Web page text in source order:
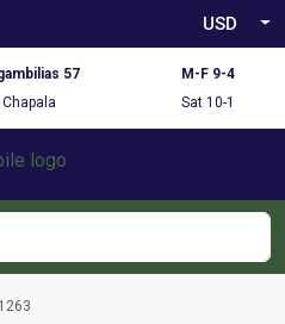
USD
57
Chapala
M-F 9-4
Sat 10-1